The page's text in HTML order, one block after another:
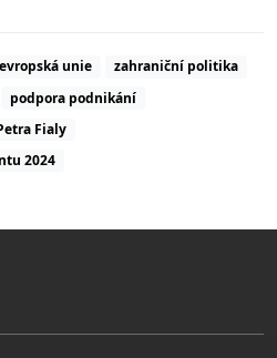
evropská unie
zahraniční politika
podpora podnikání
Fialy
2024